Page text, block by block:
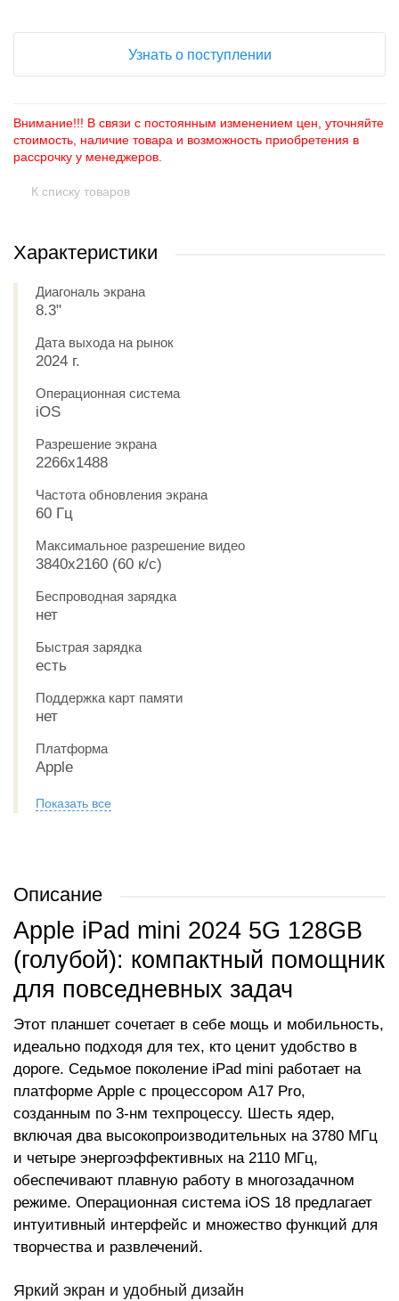
Узнать о поступлении
Внимание!!! В связи с постоянным изменением цен, уточняйте
стоимость, наличие товара и возможность приобретения в
рассрочку у менеджеров.
К списку товаров
Характеристики
Диагональ экрана
8.3"
Дата выхода на рынок
2024 г.
Операционная система
iOS
Разрешение экрана
2266x1488
Частота обновления экрана
60 Гц
Максимальное разрешение видео
3840x2160 (60 к/с)
Беспроводная зарядка
нет
Быстрая зарядка
есть
Поддержка карт памяти
нет
Платформа
Apple
Показать все
Описание
Apple iPad mini 2024 5G 128GB
(голубой): компактный помощник
для повседневных задач
Этот планшет сочетает в себе мощь и мобильность,
идеально подходя для тех, кто ценит удобство в
дороге. Седьмое поколение iPad mini работает на
платформе Apple с процессором A17 Pro,
созданным по 3-нм техпроцессу. Шесть ядер,
включая два высокопроизводительных на 3780 МГц
и четыре энергоэффективных на 2110 МГц,
обеспечивают плавную работу в многозадачном
режиме. Операционная система iOS 18 предлагает
интуитивный интерфейс и множество функций для
творчества и развлечений.
Яркий экран и удобный дизайн